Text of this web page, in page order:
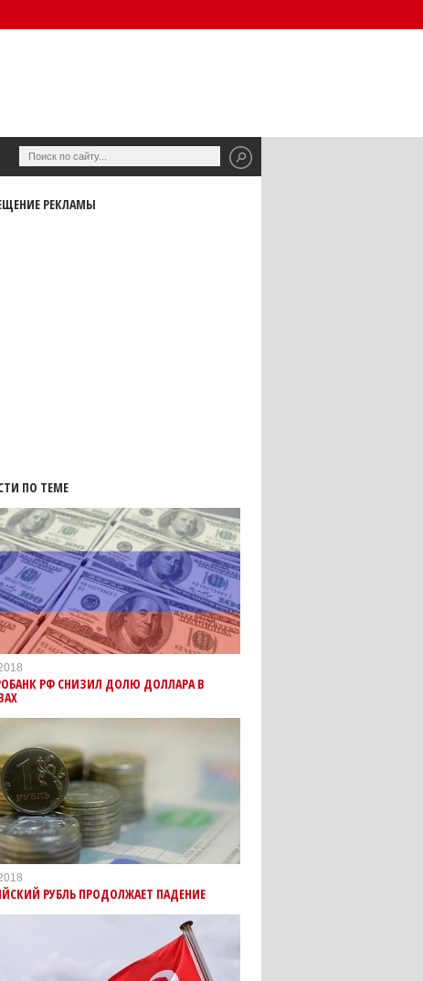
РЕКЛАМЫ
ПО ТЕМЕ
РФ СНИЗИЛ ДОЛЮ ДОЛЛАРА В
РУБЛЬ ПРОДОЛЖАЕТ ПАДЕНИЕ